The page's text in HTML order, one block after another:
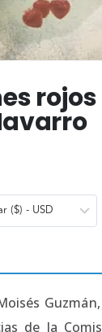
rojos
($) - USD
de la